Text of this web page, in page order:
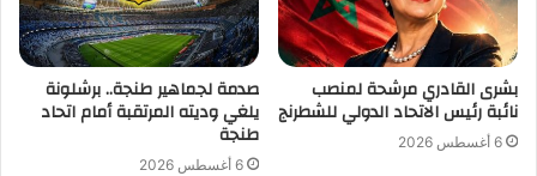
بشرى القادري مرشحة لمنصب
نائبة رئيس الاتحاد الدولي للشطرنج
6 أغسطس 2026
صدمة لجماهير طنجة.. برشلونة
يلغي وديته المرتقبة أمام اتحاد
طنجة
6 أغسطس 2026